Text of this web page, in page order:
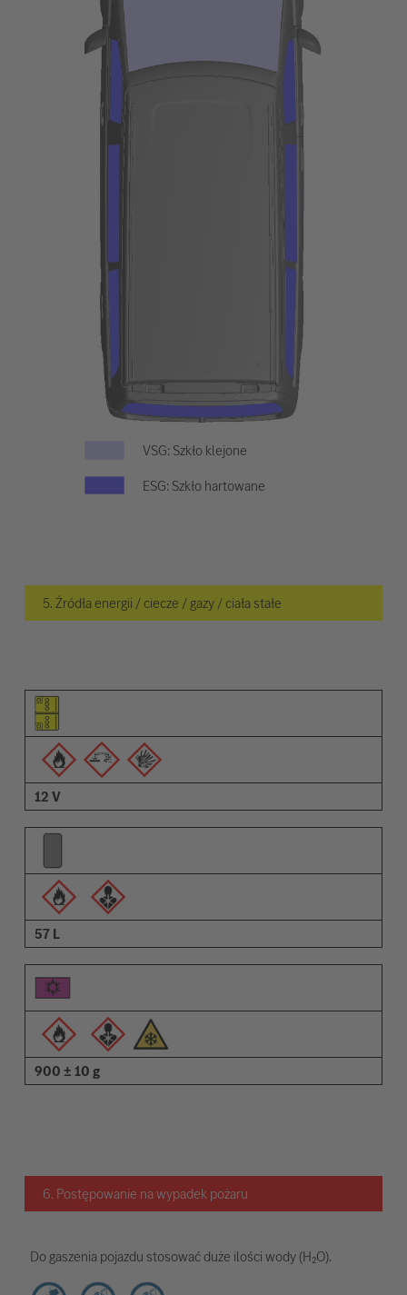
VSG: Szkło klejone
ESG: Szkło hartowane
5. Źródła energii / ciecze / gazy / ciała stałe
Piktogram elementu
Piktogramy ostrzeżeń
Opis
12 V
57 L
900 ± 10 g
6. Postępowanie na wypadek pożaru
Do gaszenia pojazdu stosować duże ilości wody (H₂O).